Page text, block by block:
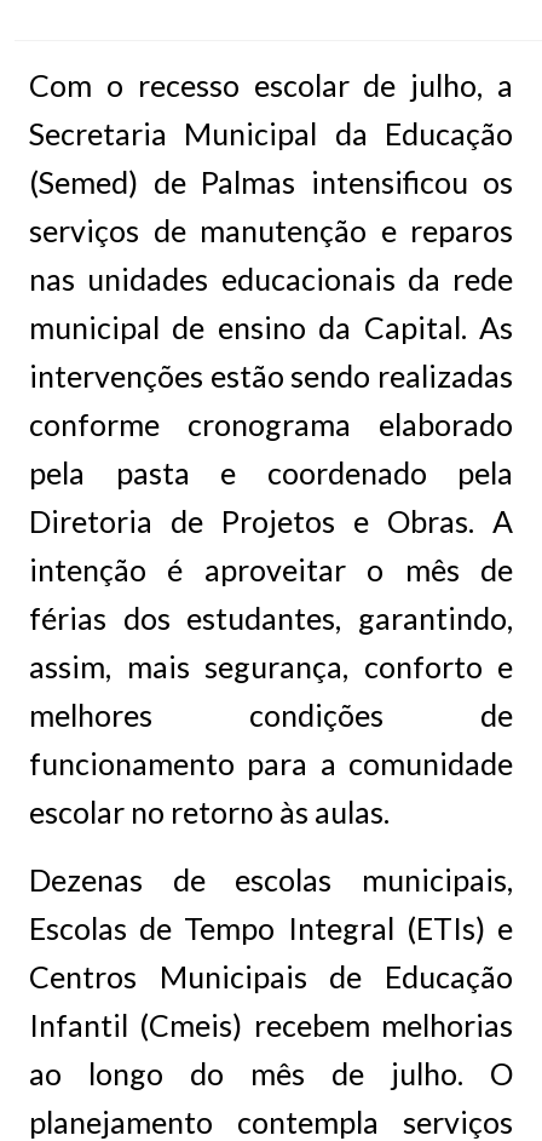
Com o recesso escolar de julho, a
Secretaria Municipal da Educação
(Semed) de Palmas intensificou os
serviços de manutenção e reparos
nas unidades educacionais da rede
municipal de ensino da Capital. As
intervenções estão sendo realizadas
conforme cronograma elaborado
pela pasta e coordenado pela
Diretoria de Projetos e Obras. A
intenção é aproveitar o mês de
férias dos estudantes, garantindo,
assim, mais segurança, conforto e
melhores condições de
funcionamento para a comunidade
escolar no retorno às aulas.
Dezenas de escolas municipais,
Escolas de Tempo Integral (ETIs) e
Centros Municipais de Educação
Infantil (Cmeis) recebem melhorias
ao longo do mês de julho. O
planejamento contempla serviços